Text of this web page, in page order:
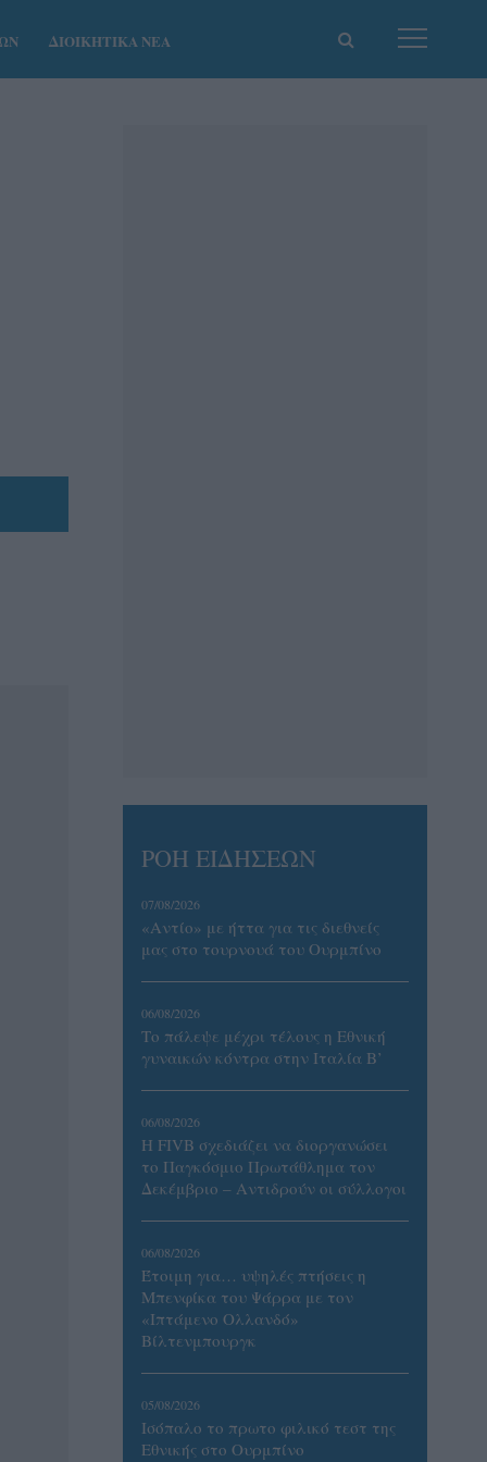
ΔΙΟΙΚΗΤΙΚΑ ΝΕΑ
ΡΟΗ ΕΙΔΗΣΕΩΝ
07/08/2026
«Αντίο» με ήττα για τις διεθνείς
μας στο τουρνουά του Ουρμπίνο
06/08/2026
Το πάλεψε μέχρι τέλους η Εθνική
γυναικών κόντρα στην Ιταλία Β’
06/08/2026
Η FIVB σχεδιάζει να διοργανώσει
το Παγκόσμιο Πρωτάθλημα τον
Δεκέμβριο – Αντιδρούν οι σύλλογοι
06/08/2026
Έτοιμη για… υψηλές πτήσεις η
Μπενφίκα του Ψάρρα με τον
«Ιπτάμενο Ολλανδό»
Βίλτενμπουργκ
05/08/2026
Ισόπαλο το πρωτο φιλικό τεστ της
Εθνικής στο Ουρμπίνο